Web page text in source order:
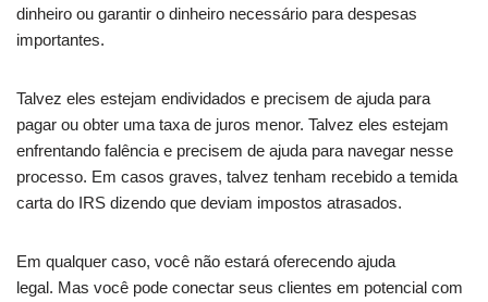
dinheiro ou garantir o dinheiro necessário para despesas
importantes.
Talvez eles estejam endividados e precisem de ajuda para
pagar ou obter uma taxa de juros menor. Talvez eles estejam
enfrentando falência e precisem de ajuda para navegar nesse
processo. Em casos graves, talvez tenham recebido a temida
carta do IRS dizendo que deviam impostos atrasados.
Em qualquer caso, você não estará oferecendo ajuda
legal. Mas você pode conectar seus clientes em potencial com